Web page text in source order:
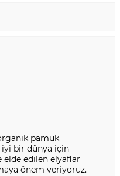
pamuk
bir dünya için
edilen elyaflar
önem veriyoruz.